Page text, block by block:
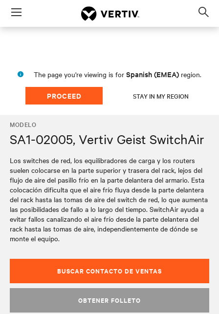
Menu
The page you're viewing is for Spanish (EMEA) region.
PROCEED STAY IN MY REGION
MODELO
SA1-02005, Vertiv Geist SwitchAir
Los switches de red, los equilibradores de carga y los routers
suelen colocarse en la parte superior y trasera del rack, lejos del
flujo de aire del pasillo frío en la parte delantera del armario. Esta
colocación dificulta que el aire frío fluya desde la parte delantera
del rack hasta las tomas de aire del switch de red, lo que aumenta
las posibilidades de fallo a lo largo del tiempo. SwitchAir ayuda a
evitar fallos canalizando el aire frío desde la parte delantera del
rack hasta las tomas de aire, independientemente de dónde se
monte el equipo.
BUSCAR CONTACTO DE VENTAS
OBTENER FOLLETO